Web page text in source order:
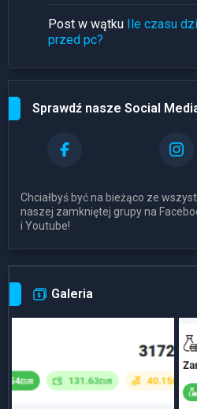
Post w wątku Ile czasu
przed pc?
Sprawdź nasze Social
Chciałbyś być na bieżąco ze
naszej zamkniętej grupy na
i Youtube!
Galeria